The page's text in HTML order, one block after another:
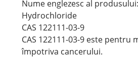
Nume englezesc al
Hydrochloride
CAS 122111-03-9
CAS 122111-03-9 este pentru
împotriva cancerului.